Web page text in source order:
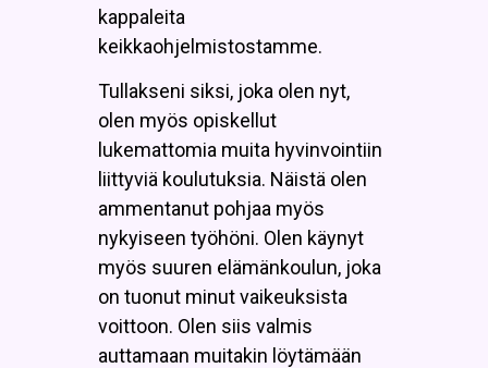
kappaleita
keikkaohjelmistostamme.
Tullakseni siksi, joka olen nyt,
olen myös opiskellut
lukemattomia muita hyvinvointiin
liittyviä koulutuksia. Näistä olen
ammentanut pohjaa myös
nykyiseen työhöni. Olen käynyt
myös suuren elämänkoulun, joka
on tuonut minut vaikeuksista
voittoon. Olen siis valmis
auttamaan muitakin löytämään